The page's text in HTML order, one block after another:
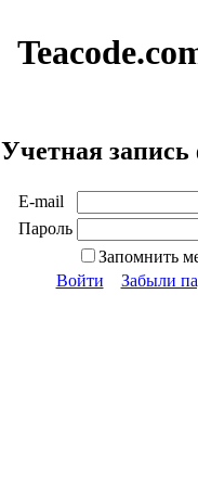
Учетная
E-mail
Пароль
Запомнить
Войти
Забыли